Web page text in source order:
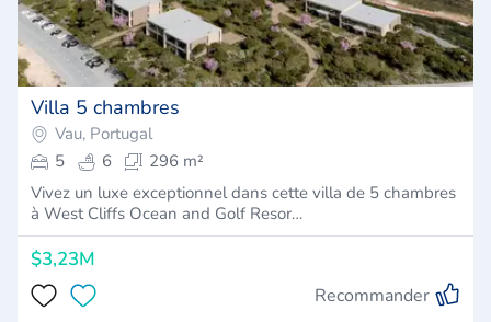
Villa 5 chambres
Vau, Portugal
5
6
296 m²
Vivez un luxe exceptionnel dans cette villa de 5 chambres
à West Cliffs Ocean and Golf Resor…
$3,23M
Recommander